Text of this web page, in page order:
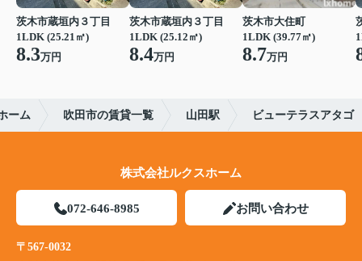
茨木市蔵垣内３丁目
1LDK (25.21㎡)
8.3万円
茨木市蔵垣内３丁目
1LDK (25.12㎡)
8.4万円
茨木市大住町
1LDK (39.77㎡)
8.7万円
ーム 吹田市の賃貸一覧 山田駅 ビューテラスアタゴ
株式会社ルクスホーム
072-646-8985 お問い合わせ
〒567-0032